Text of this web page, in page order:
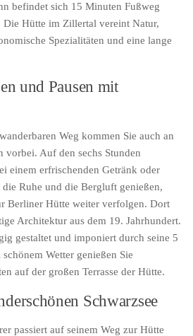
befindet sich 15 Minuten Fußweg
Die Hütte im Zillertal vereint Natur,
Spezialitäten und eine lange
und Pausen mit
Weg kommen Sie auch an
vorbei. Auf den sechs Stunden
einem erfrischenden Getränk oder
Ruhe und die Bergluft genießen,
Berliner Hütte weiter verfolgen. Dort
Architektur aus dem 19. Jahrhundert.
gestaltet und imponiert durch seine 5
Wetter genießen Sie
auf der großen Terrasse der Hütte.
Schwarzsee
passiert auf seinem Weg zur Hütte